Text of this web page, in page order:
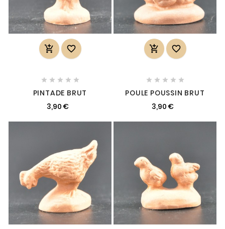
 
    
PINTADE BRUT
3,90 €
 
    
POULE POUSSIN BRUT
3,90 €